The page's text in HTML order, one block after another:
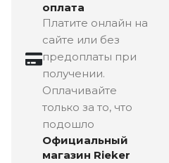
оплата
Платите онлайн на
сайте или без
предоплаты при
получении.
Оплачивайте
только за то, что
подошло
Официальный
магазин Rieker